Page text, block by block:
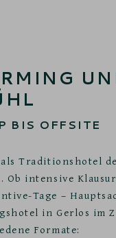
BIS OFFSITE
Traditionshotel
intensive
Tage –
in Gerlos im
Formate: